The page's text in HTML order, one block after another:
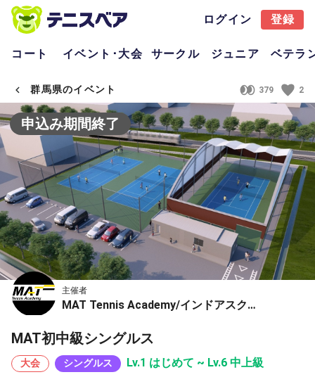
ログイン 登録
コート イベント･大会 サークル ジュニア ベテラ
群馬県のイベント 379 2
申込み期間終了
主催者
MAT Tennis Academy/インドアスクール
MAT初中級シングルス
大会 シングルス Lv.1 はじめて ~ Lv.6 中上級